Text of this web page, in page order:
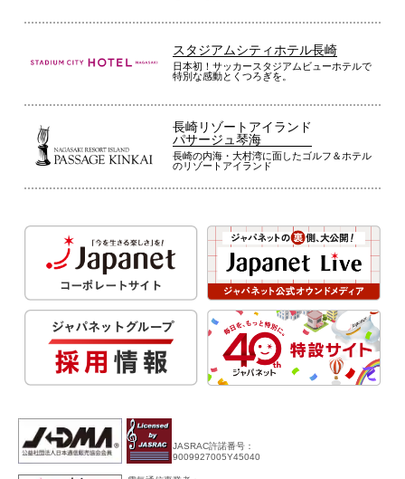
スタジアムシティホテル長崎
日本初！サッカースタジアムビューホテルで
特別な感動とくつろぎを。
長崎リゾートアイランド
パサージュ琴海
長崎の内海・大村湾に面したゴルフ＆ホテル
のリゾートアイランド
JASRAC許諾番号：
9009927005Y45040